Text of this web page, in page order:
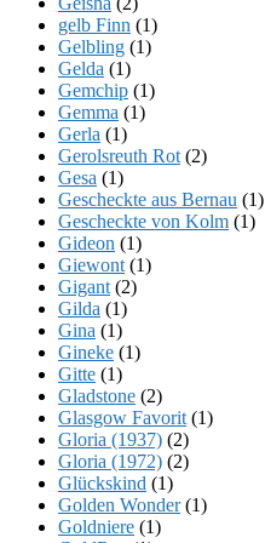
gelb Finn (1)
Gelbling (1)
Gelda (1)
Gemchip (1)
Gemma (1)
Gerla (1)
Gerolsreuth Rot (2)
Gesa (1)
Gescheckte aus Bernau (1)
Gescheckte von Kolm (1)
Gideon (1)
Giewont (1)
Gigant (2)
Gilda (1)
Gina (1)
Gineke (1)
Gitte (1)
Gladstone (2)
Glasgow Favorit (1)
Gloria (1937) (2)
Gloria (1972) (2)
Glückskind (1)
Golden Wonder(1)
Goldniere (1)